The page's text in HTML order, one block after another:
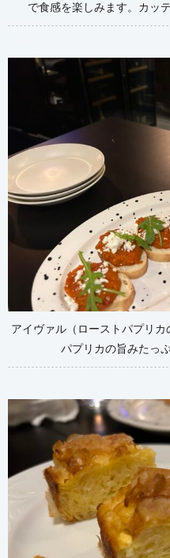
で食感を楽しみます。カッ
アイヴァル（ローストパプリカ
パプリカの旨みたっ